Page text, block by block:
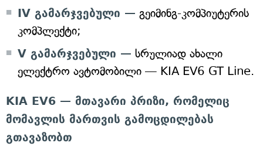
IV გამარჯვებული — გეიმინგ-კომპიუტერის
კომპლექტი;
V გამარჯვებული — სრულიად ახალი
ელექტრო ავტომობილი — KIA EV6 GT Line.
KIA EV6 — მთავარი პრიზი, რომელიც
მომავლის მართვის გამოცდილებას
გთავაზობთ